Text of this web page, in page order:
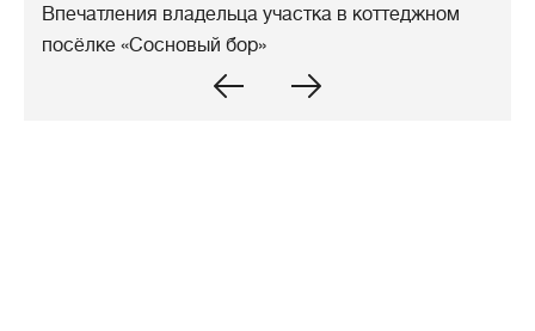
Впечатления владельца участка в коттеджном
посёлке «Сосновый бор»